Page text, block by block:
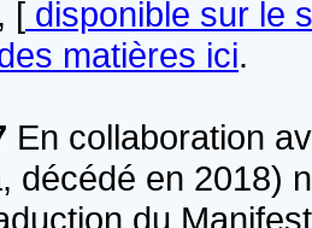
[ disponible sur le
matières ici.
En collaboration
décédé en 2018)
du